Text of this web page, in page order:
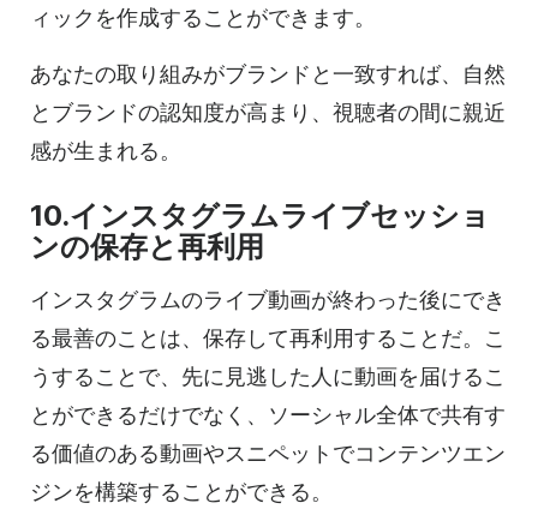
ィックを作成することができます。
あなたの取り組みがブランドと一致すれば、自然
とブランドの認知度が高まり、視聴者の間に親近
感が生まれる。
10.インスタグラムライブセッショ
ンの保存と再利用
インスタグラムのライブ動画が終わった後にでき
る最善のことは、保存して再利用することだ。こ
うすることで、先に見逃した人に動画を届けるこ
とができるだけでなく、ソーシャル全体で共有す
る価値のある動画やスニペットでコンテンツエン
ジンを構築することができる。